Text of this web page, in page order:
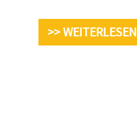
>> WEITERLESEN